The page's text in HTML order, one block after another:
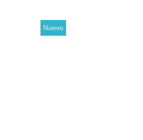
Nuevo